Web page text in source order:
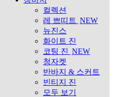
컬렉션
레 쁘띠트 NEW
뉴진스
화이트 진
코팅 진 NEW
청자켓
반바지 & 스커트
빈티지 진
모두 보기